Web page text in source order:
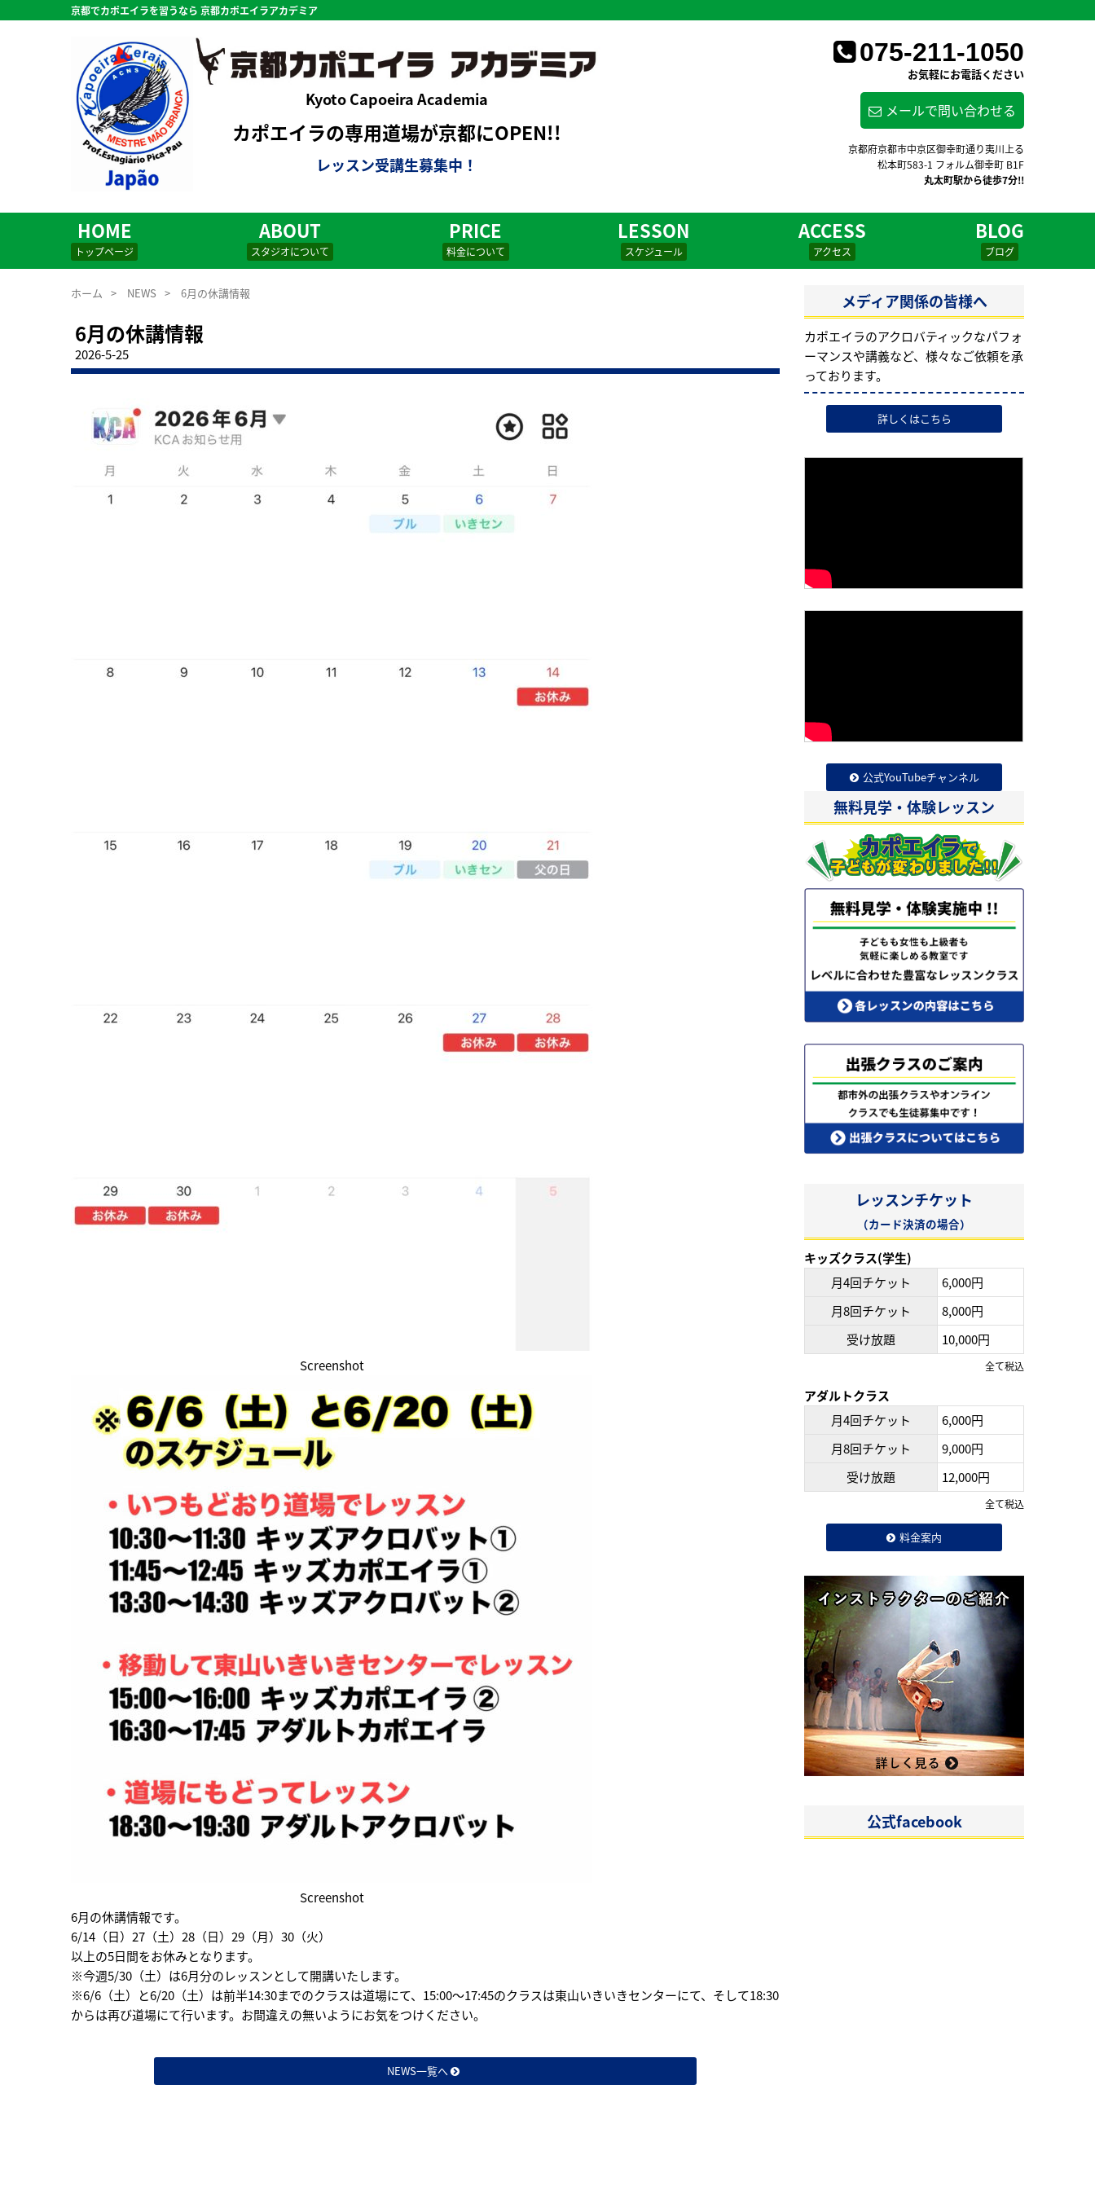
京都でカポエイラを習うなら 京都カポエイラアカデミア
Kyoto Capoeira Academia
カポエイラの専用道場が京都にOPEN!!
レッスン受講生募集中！
075-211-1050
お気軽にお電話ください
メールで問い合わせる
京都府京都市中京区御幸町通り夷川上る
松本町583-1 フォルム御幸町 B1F
丸太町駅から徒歩7分!!
HOME
トップページ
ABOUT
スタジオについて
PRICE
料金について
LESSON
スケジュール
ACCESS
アクセス
BLOG
ブログ
ホーム > NEWS > 6月の休講情報
6月の休講情報
2026-5-25
Screenshot
Screenshot
6月の休講情報です。
6/14（日）27（土）28（日）29（月）30（火）
以上の5日間をお休みとなります。
※今週5/30（土）は6月分のレッスンとして開講いたします。
※6/6（土）と6/20（土）は前半14:30までのクラスは道場にて、15:00〜17:45のクラスは東山いきいきセンターにて、そして18:30
からは再び道場にて行います。お間違えの無いようにお気をつけください。
NEWS一覧へ
メディア関係の皆様へ
カポエイラのアクロバティックなパフォ
ーマンスや講義など、様々なご依頼を承
っております。
詳しくはこちら
公式YouTubeチャンネル
無料見学・体験レッスン
レッスンチケット
（カード決済の場合）
キッズクラス(学生)
月4回チケット
6,000円
月8回チケット
8,000円
受け放題
10,000円
全て税込
アダルトクラス
月4回チケット
6,000円
月8回チケット
9,000円
受け放題
12,000円
全て税込
料金案内
公式facebook